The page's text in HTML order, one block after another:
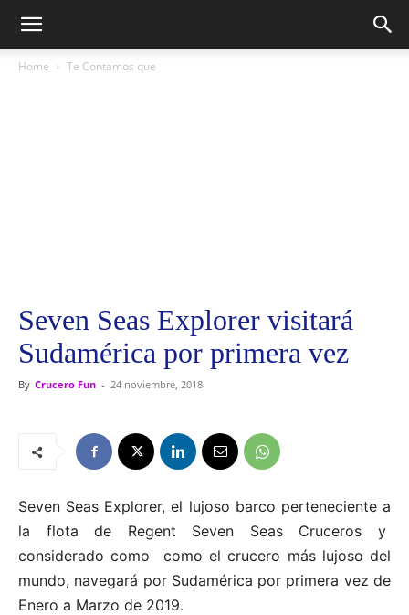
Home Te Contamos que
Seven Seas Explorer visitará
Sudamérica por primera vez
By Crucero Fun - 24 noviembre, 2018
Seven Seas Explorer, el lujoso barco perteneciente a
la flota de Regent Seven Seas Cruceros y
considerado como como el crucero más lujoso del
mundo, navegará por Sudamérica por primera vez de
Enero a Marzo de 2019.